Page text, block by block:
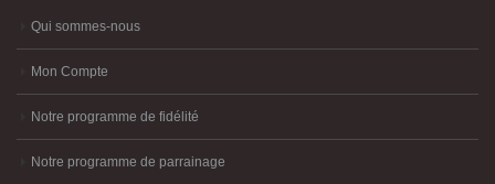
Qui sommes-nous
Mon Compte
Notre programme de fidélité
Notre programme de parrainage